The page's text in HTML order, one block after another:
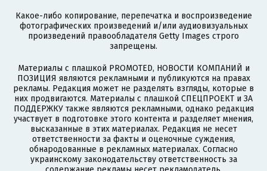
Какое-либо копирование, перепечатка и воспроизведение
фотографических произведений и/или аудиовизуальных
произведений правообладателя Getty Images строго
запрещены.
Материалы с плашкой PROMOTED, НОВОСТИ КОМПАНИЙ и
ПОЗИЦИЯ являются рекламными и публикуются на правах
рекламы. Редакция может не разделять взгляды, которые в
них продвигаются. Материалы с плашкой СПЕЦПРОЕКТ и ЗА
ПОДДЕРЖКУ также являются рекламными, однако редакция
участвует в подготовке этого контента и разделяет мнения,
высказанные в этих материалах. Редакция не несет
ответственности за факты и оценочные суждения,
обнародованные в рекламных материалах. Согласно
украинскому законодательству ответственность за